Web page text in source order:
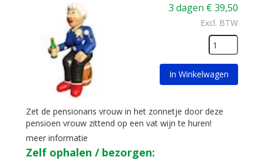
3 dagen €39,50
Excl. BTW
In Winkelwagen
Zet de pensionaris vrouw in het zonnetje door deze
pensioen vrouw zittend op een vat wijn te huren!
meer informatie
Zelf ophalen / bezorgen: